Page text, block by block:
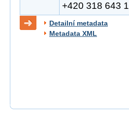
+420 318 643
Detailní metadata
Metadata XML